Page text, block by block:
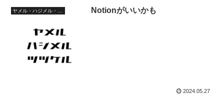
ヤメル・ハジメル・ツヅケル Notionがいいかも
2024.05.27